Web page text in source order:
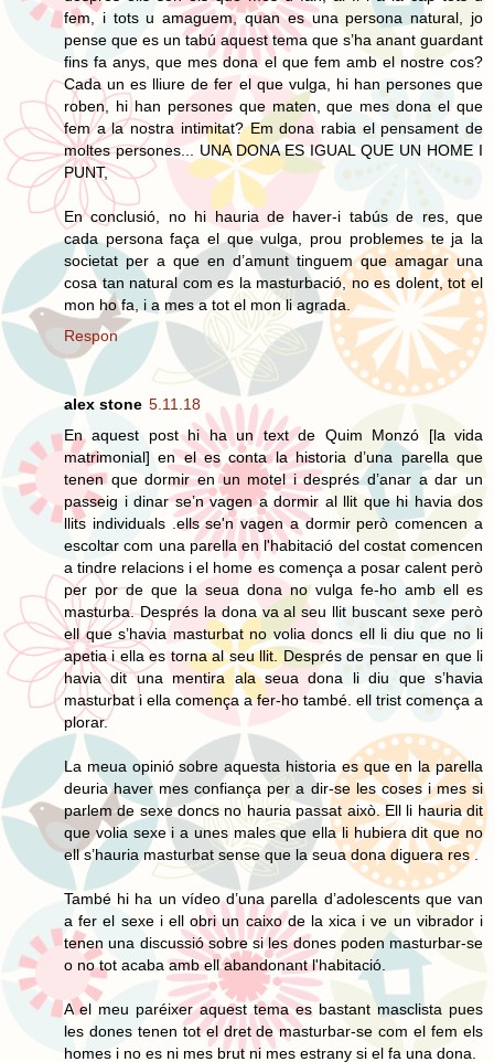
fem, i tots u amaguem, quan es una persona natural, jo
pense que es un tabú aquest tema que s’ha anant guardant
fins fa anys, que mes dona el que fem amb el nostre cos?
Cada un es lliure de fer el que vulga, hi han persones que
roben, hi han persones que maten, que mes dona el que
fem a la nostra intimitat? Em dona rabia el pensament de
moltes persones... UNA DONA ES IGUAL QUE UN HOME I
PUNT,
En conclusió, no hi hauria de haver-i tabús de res, que
cada persona faça el que vulga, prou problemes te ja la
societat per a que en d’amunt tinguem que amagar una
cosa tan natural com es la masturbació, no es dolent, tot el
mon ho fa, i a mes a tot el mon li agrada.
Respon
alex stone 5.11.18
En aquest post hi ha un text de Quim Monzó [la vida
matrimonial] en el es conta la historia d’una parella que
tenen que dormir en un motel i després d’anar a dar un
passeig i dinar se’n vagen a dormir al llit que hi havia dos
llits individuals .ells se'n vagen a dormir però comencen a
escoltar com una parella en l'habitació del costat comencen
a tindre relacions i el home es comença a posar calent però
per por de que la seua dona no vulga fe-ho amb ell es
masturba. Després la dona va al seu llit buscant sexe però
ell que s’havia masturbat no volia doncs ell li diu que no li
apetia i ella es torna al seu llit. Després de pensar en que li
havia dit una mentira ala seua dona li diu que s’havia
masturbat i ella comença a fer-ho també. ell trist comença a
plorar.
La meua opinió sobre aquesta historia es que en la parella
deuria haver mes confiança per a dir-se les coses i mes si
parlem de sexe doncs no hauria passat això. Ell li hauria dit
que volia sexe i a unes males que ella li hubiera dit que no
ell s’hauria masturbat sense que la seua dona diguera res .
També hi ha un vídeo d’una parella d’adolescents que van
a fer el sexe i ell obri un caixo de la xica i ve un vibrador i
tenen una discussió sobre si les dones poden masturbar-se
o no tot acaba amb ell abandonant l'habitació.
A el meu paréixer aquest tema es bastant masclista pues
les dones tenen tot el dret de masturbar-se com el fem els
homes i no es ni mes brut ni mes estrany si el fa una dona.